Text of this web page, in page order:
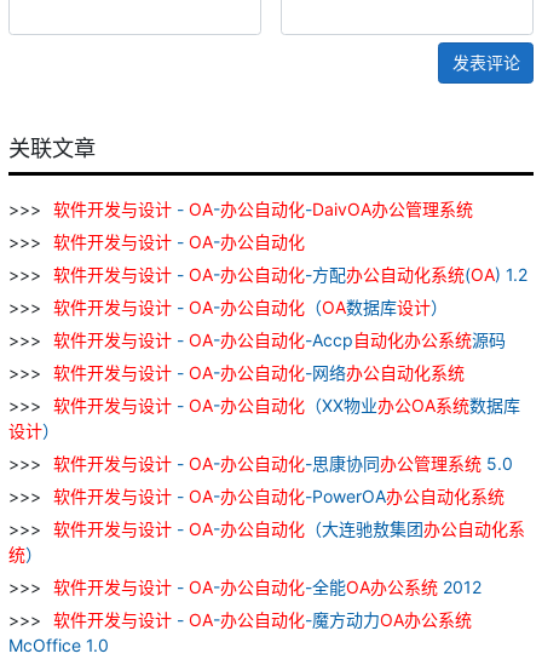
发表评论
关联文章
软件开发与设计 - OA-办公自动化-DaivOA办公管理系统
软件开发与设计 - OA-办公自动化
软件开发与设计 - OA-办公自动化-方配办公自动化系统(OA) 1.2
软件开发与设计 - OA-办公自动化 （OA数据库设计）
软件开发与设计 - OA-办公自动化-Accp自动化办公系统源码
软件开发与设计 - OA-办公自动化-网络办公自动化系统
软件开发与设计 - OA-办公自动化 （XX物业办公OA系统数据库
设计）
软件开发与设计 - OA-办公自动化-思康协同办公管理系统 5.0
软件开发与设计 - OA-办公自动化-PowerOA办公自动化系统
软件开发与设计 - OA-办公自动化 （大连驰敖集团办公自动化系
统）
软件开发与设计 - OA-办公自动化-全能OA办公系统 2012
软件开发与设计 - OA-办公自动化-魔方动力OA办公系统
McOffice 1.0